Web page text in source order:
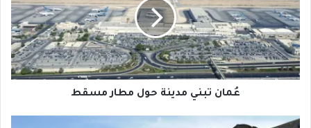
حول
مطار
مسقط
عُمان تبني مدينة حول مطار مسقط
أوروبا